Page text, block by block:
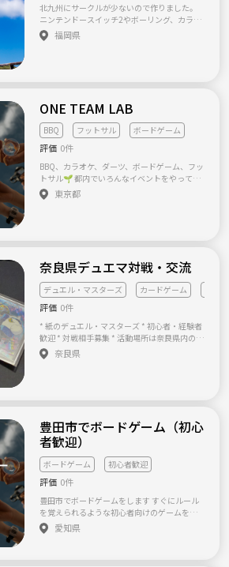
北九州にサークルが少ないので作りました。
ニンテンドースイッチ2やボーリング、カラオ
ケ、スポーツ、ボードゲームなど少人数でやれ
たらと思います！☺️✨老若男女、常識のある
福岡県
ONE TEAM LAB
BBQ フットサル ボードゲーム
評価 0件
BBQ、カラオケ、ダーツ、ボードゲーム、フッ
トサル🌱 都内でいろんなイベントをやってい
るサークルです。 一人でも来やすい空気を大
事にしているので、 気になるものだけ選んで
心に、毎週どこかで何かやっています 【こん
な方へ】🙋 ・初めての参加、大歓迎です ・お
一人での参加、大歓迎です ・やってみたいこ
とがあるけど、一緒に行く人がいない方 ・肩
書きより「話してて楽しいか」を大事にした
い方 【大切にしていること】 ・勧誘は一切あ
りません ・初参加の方が置いていかれないよ
う、当日は主催が場を回します ・年齢や職業
に関係なく、フラットに遊べる空気を大事に
東京都
奈良県デュエマ対戦・交流
デュエル・マスターズ カードゲーム
評価 0件
* 紙のデュエル・マスターズ * 初心者・経験者
歓迎 * 対戦相手募集 * 活動場所は奈良県内のカ
ードショップな
奈良県
豊田市でボードゲーム（初心
者歓迎）
ボードゲーム 初心者歓迎
評価 0件
豊田市でボードゲームをします すぐにルール
を覚えられるような初心者向けのゲームを中
心にボードゲームをします。 なお、主催者が
準備出来るゲームは多くはありませんので、
愛知県